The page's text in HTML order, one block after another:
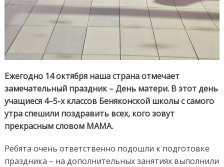
Ежегодно 14 октября наша страна отмечает
замечательный праздник – День матери. В этот день
учащиеся 4–5-х классов Беняконской школы с самого
утра спешили поздравить всех, кого зовут
прекрасным словом МАМА.
Ребята очень ответственно подошли к подготовке
праздника – на дополнительных занятиях выполнили